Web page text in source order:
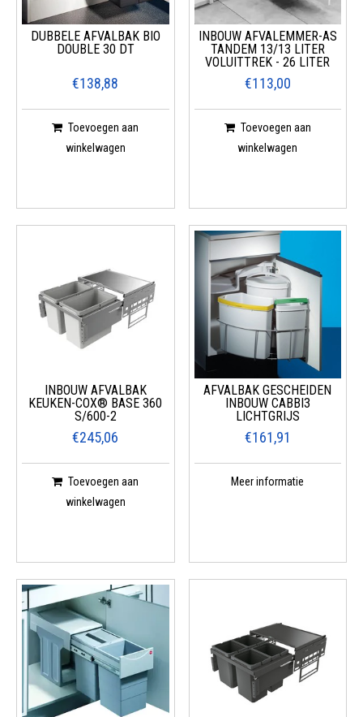
DUBBELE AFVALBAK BIO
DOUBLE 30 DT
€138,88
Toevoegen aan
winkelwagen
INBOUW AFVALEMMER-AS
TANDEM 13/13 LITER
VOLUITTREK - 26 LITER
€113,00
Toevoegen aan
winkelwagen
INBOUW AFVALBAK
KEUKEN-COX® BASE 360
S/600-2
€245,06
Toevoegen aan
winkelwagen
AFVALBAK GESCHEIDEN
INBOUW CABBI3
LICHTGRIJS
€161,91
Meer informatie